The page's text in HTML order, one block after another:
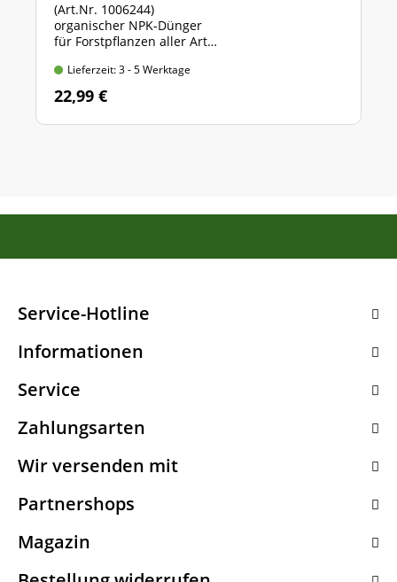
(Art.Nr. 1006244)
organischer NPK-Dünger
für Forstpflanzen aller Art
Lieferzeit: 3 - 5 Werktage
22,99 €
Service-Hotline
Informationen
Service
Zahlungsarten
Wir versenden mit
Partnershops
Magazin